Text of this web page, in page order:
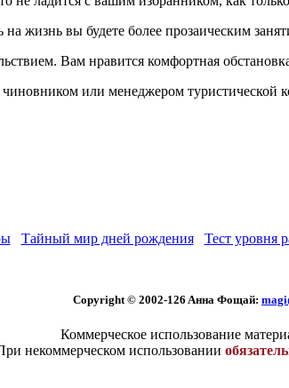
на жизнь вы будете более прозаическим
Вам нравится комфортная
или менеджером
Тайный мир дней рождения Тест уровня
Copyright © 2002-126 Aннa Фoщaй:
Коммерческое использование
некоммерческом использовании